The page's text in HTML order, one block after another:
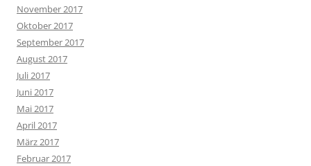
November 2017
Oktober 2017
September 2017
August 2017
Juli 2017
Juni 2017
Mai 2017
April 2017
März 2017
Februar 2017